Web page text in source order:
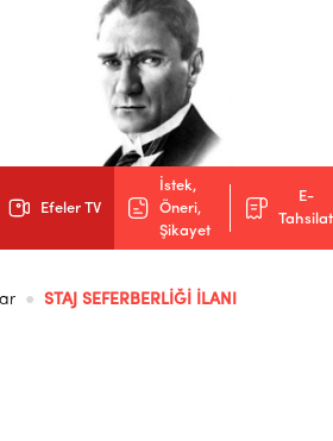
Efeler TV
İstek,
Öneri,
Şikayet
E-
Tahsilat
STAJ SEFERBERLİĞİ İLANI